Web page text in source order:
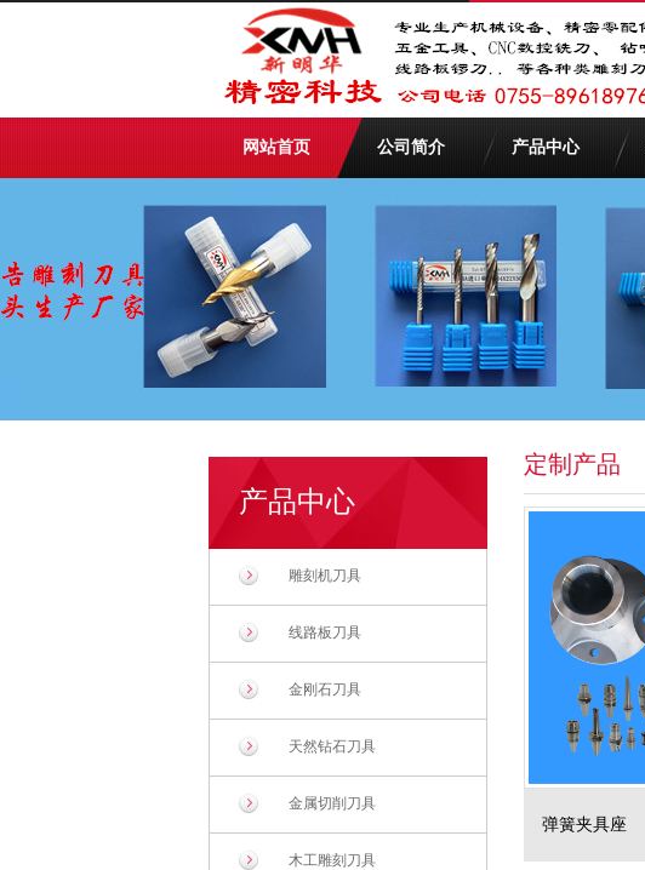
网站首页 公司简介 产品中心
产品中心
雕刻机刀具
线路板刀具
金刚石刀具
天然钻石刀具
金属切削刀具
木工雕刻刀具
定制产品
弹簧夹具座